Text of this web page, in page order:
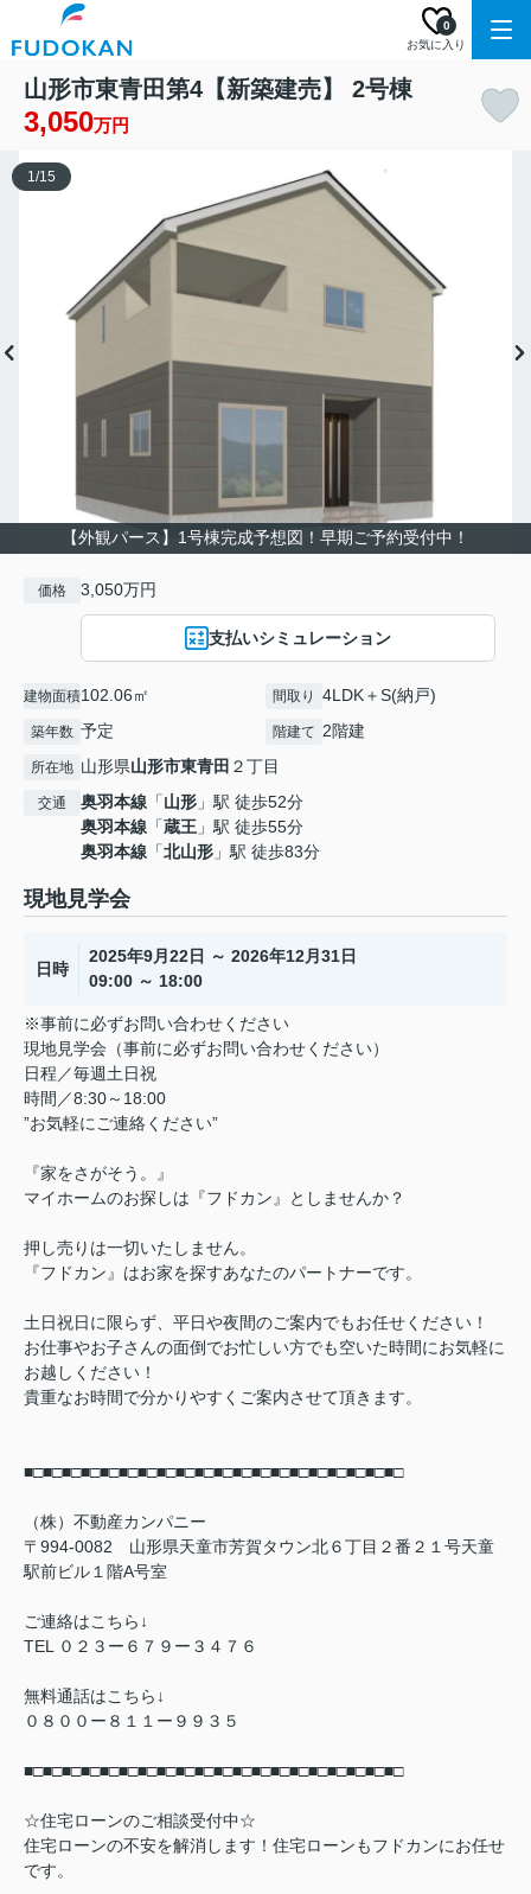
お気に入り
0
山形市東青田第4【新築建売】 2号棟
3,050万円
【外観パース】1号棟完成予想図！早期ご予約受付中！
1/15
価格 3,050万円
支払いシミュレーション
建物面積102.06㎡ 間取り 4LDK＋S(納戸)
築年数 予定 階建て 2階建
所在地 山形県山形市東青田 ２丁目
交通 奥羽本線 「山形 」駅 徒歩52分
奥羽本線 「蔵王 」駅 徒歩55分
奥羽本線 「北山形 」駅 徒歩83分
現地見学会
日時
2025年9月22日 ～ 2026年12月31日
09:00 ～ 18:00
※事前に必ずお問い合わせください
現地見学会（事前に必ずお問い合わせください）
日程／毎週土日祝
時間／8:30～18:00
”お気軽にご連絡ください”
『家をさがそう。』
マイホームのお探しは『フドカン』としませんか？
押し売りは一切いたしません。
『フドカン』はお家を探すあなたのパートナーです。
土日祝日に限らず、平日や夜間のご案内でもお任せください！
お仕事やお子さんの面倒でお忙しい方でも空いた時間にお気軽に
お越しください！
貴重なお時間で分かりやすくご案内させて頂きます。
■□■□■□■□■□■□■□■□■□■□■□■□■□■□■□■□■□■□■□■□
（株）不動産カンパニー
〒994-0082 山形県天童市芳賀タウン北６丁目２番２１号天童
駅前ビル１階A号室
ご連絡はこちら↓
TEL ０２３ー６７９ー３４７６
無料通話はこちら↓
０８００ー８１１ー９９３５
■□■□■□■□■□■□■□■□■□■□■□■□■□■□■□■□■□■□■□■□
☆住宅ローンのご相談受付中☆
住宅ローンの不安を解消します！住宅ローンもフドカンにお任せ
です。